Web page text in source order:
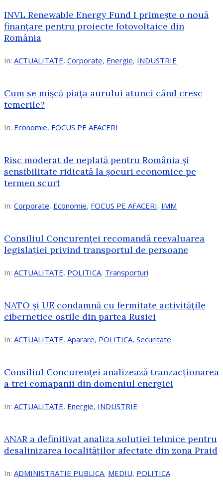
INVL Renewable Energy Fund I primește o nouă
finanțare pentru proiecte fotovoltaice din
România
In: ACTUALITATE, Corporate, Energie, INDUSTRIE
Cum se mișcă piața aurului atunci când cresc
temerile?
In: Economie, FOCUS PE AFACERI
Risc moderat de neplată pentru România și
sensibilitate ridicată la șocuri economice pe
termen scurt
In: Corporate, Economie, FOCUS PE AFACERI, IMM
Consiliul Concurenței recomandă reevaluarea
legislației privind transportul de persoane
In: ACTUALITATE, POLITICA, Transporturi
NATO și UE condamnă cu fermitate activitățile
cibernetice ostile din partea Rusiei
In: ACTUALITATE, Aparare, POLITICA, Securitate
Consiliul Concurenţei analizează tranzacționarea
a trei comapanii din domeniul energiei
In: ACTUALITATE, Energie, INDUSTRIE
ANAR a definitivat analiza soluției tehnice pentru
desalinizarea localităților afectate din zona Praid
In: ADMINISTRATIE PUBLICA, MEDIU, POLITICA